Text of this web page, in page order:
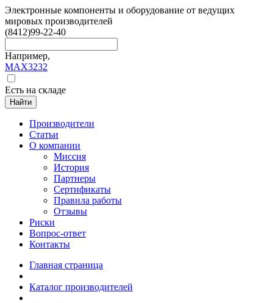
Электронные компоненты и оборудование от ведущих
мировых производителей
(8412)99-22-40
Например,
MAX3232
Есть на складе
Найти
Производители
Статьи
О компании
Миссия
История
Партнеры
Сертификаты
Правила работы
Отзывы
Риски
Вопрос-ответ
Контакты
Главная страница
Каталог производителей